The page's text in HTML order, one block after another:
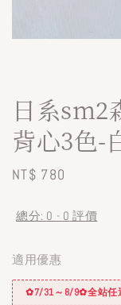
日系sm2
背心3色-
Regular
NT$ 780
總分: 0 - 0 評價
適用優惠
✿7/31～8/9✿全站任